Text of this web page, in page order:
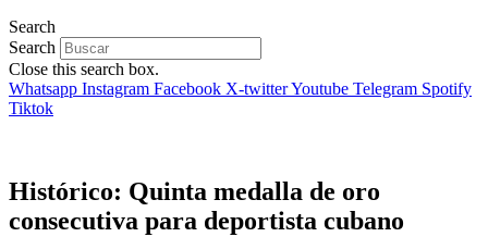
Search
Search
Close this search box.
Whatsapp Instagram Facebook X-twitterYoutube Telegram Spotify
Tiktok
Histórico: Quinta medalla de oro
consecutiva para deportista cubano